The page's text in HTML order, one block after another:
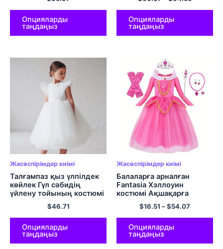
Опцияларды
таңдаңыз
салтанатты көйлектер
Ораза айт талғампаз
Джунина киімі 4 Кімге 12
14 Жылдар бойы ақ
көйлек
Опцияларды
таңдаңыз
Жасөспірімдер киімі
Талғампаз қыз үлпілдек
көйлек Гүл сәбидің
үйлену тойының костюмі
Туған күннің көйлектері
Ақ 1-ші туту көйлек
Балалар гала-киімі
$46.71
Опцияларды
таңдаңыз
Жасөспірімдер киімі
Балаларға арналған
Fantasia Хэллоуин
костюмі Ақшақарға
арналған Косплей
карнавал кешіне арналған
көйлегі 4-10 Жылдар
Туған күні Барби қызғылт
қыздар ханшайымының
көйлегі
$16.51 –$54.07
Опцияларды
таңдаңыз